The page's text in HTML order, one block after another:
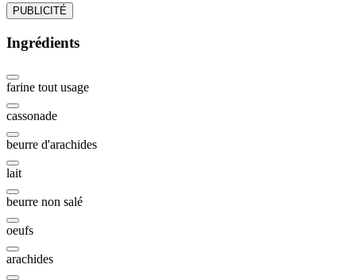
PUBLICITÉ
Ingrédients
farine tout usage
cassonade
beurre d'arachides
lait
beurre non salé
oeufs
arachides